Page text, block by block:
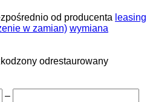
od producenta leasing
w zamian) wymiana
odrestaurowany
–